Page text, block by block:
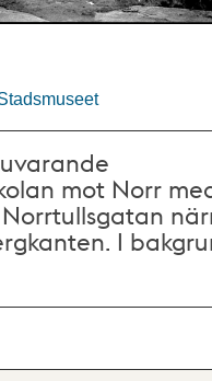
mot Norr
I